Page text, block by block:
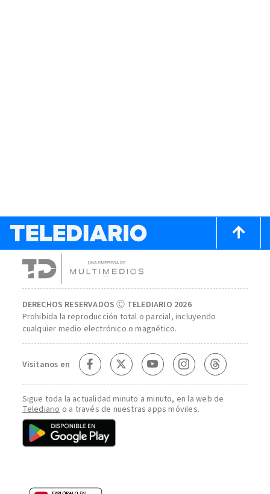
DERECHOS RESERVADOS Ⓒ TELEDIARIO 2026
Prohibida la reproducción total o parcial, incluyendo
cualquier medio electrónico o magnético.
Visitanos en
Sigue toda la actualidad minuto a minuto, en la web de
Telediario o a través de nuestras apps móviles.